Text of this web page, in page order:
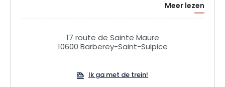
Meer lezen
17 route de Sainte Maure
10600 Barberey-Saint-Sulpice
Ik ga met de trein!